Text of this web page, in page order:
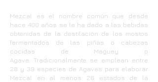
Mezcal es el nombre común que desde
hace 400 años se le ha dado a las bebidas
obtenidas de la destilación de los mostos
fermentados de las piñas o cabezas
cocidas de Maguey o
Agave. Tradicionalmente se emplean entre
28 y 39 especies de Agaves para elaborar
Mezcal en al menos 26 estados de la